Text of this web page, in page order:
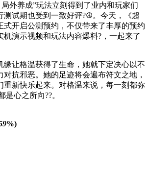
外养成”玩法立刻得到了业内和玩家们
测试期也受到一致好评?☮。今天，《超
式开启公测预约，不仅带来了丰厚的预约
机演示视频和玩法内容爆料?，一起来了
缘让格温获得了生命，她就下定决心以不
对抗邪恶。她的足迹将会遍布符文之地，
重新快乐起来。对格温来说，每一刻都弥
心之所向??。​​​​
%)